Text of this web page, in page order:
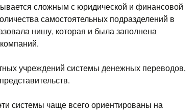
сложным с юридической и финансовой
самостоятельных подразделений в
нишу, которая и была заполнена
учреждений системы денежных переводов,
системы чаще всего ориентированы на